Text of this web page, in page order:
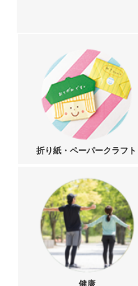
折り紙・ペーパークラフト